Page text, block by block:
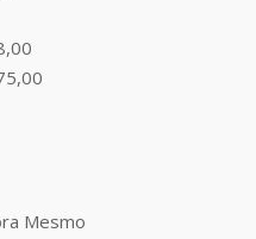
Mesmo